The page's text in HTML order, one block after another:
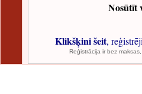
Nosūtīt
Klikšķini šeit,
Reģistrācija ir bez